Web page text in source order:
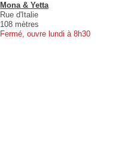
Mona & Yetta
Rue d'Italie
108 mètres
Fermé, ouvre lundi à 8h30